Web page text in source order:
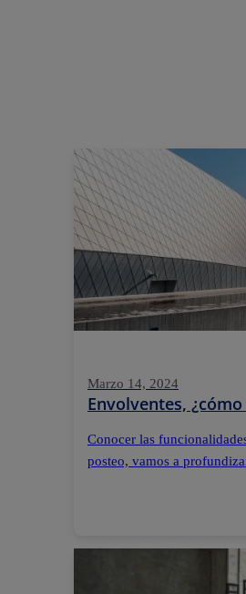
Marzo 14, 2024
Envolventes,
Conocer las
posteo, vamos a